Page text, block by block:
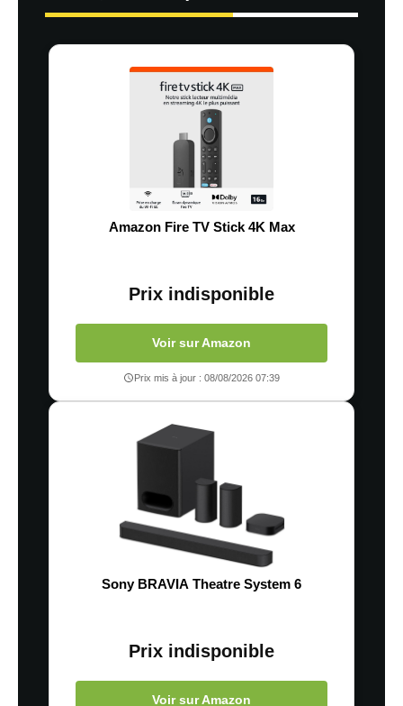
Amazon Fire TV Stick 4K Max
Prix indisponible
Voir sur Amazon
Prix mis à jour : 08/08/2026 07:39
Sony BRAVIA Theatre System 6
Prix indisponible
Voir sur Amazon